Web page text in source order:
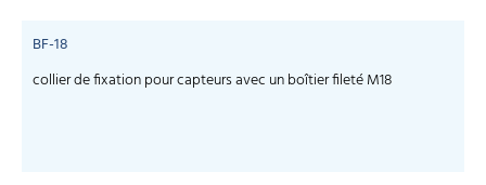
BF-18
collier de fixation pour capteurs avec un boîtier fileté M18